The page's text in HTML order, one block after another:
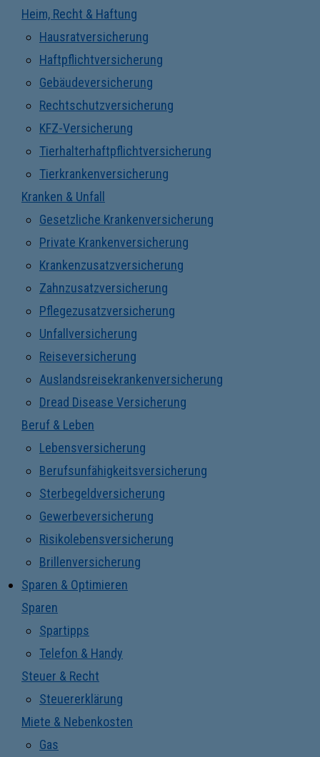
Heim, Recht & Haftung
Hausratversicherung
Haftpflichtversicherung
Gebäudeversicherung
Rechtschutzversicherung
KFZ-Versicherung
Tierhalterhaftpflichtversicherung
Tierkrankenversicherung
Kranken & Unfall
Gesetzliche Krankenversicherung
Private Krankenversicherung
Krankenzusatzversicherung
Zahnzusatzversicherung
Pflegezusatzversicherung
Unfallversicherung
Reiseversicherung
Auslandsreisekrankenversicherung
Dread Disease Versicherung
Beruf & Leben
Lebensversicherung
Berufsunfähigkeitsversicherung
Sterbegeldversicherung
Gewerbeversicherung
Risikolebensversicherung
Brillenversicherung
Sparen & Optimieren
Sparen
Spartipps
Telefon & Handy
Steuer & Recht
Steuererklärung
Miete & Nebenkosten
Gas